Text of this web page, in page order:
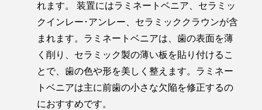
れます。 装置にはラミネートベニア、セラミッ
クインレー･アンレー、セラミッククラウンが含
まれます。ラミネートベニアは、歯の表面を薄
く削り、セラミック製の薄い板を貼り付けるこ
とで、歯の色や形を美しく整えます。ラミネー
トベニアは主に前歯の小さな欠陥を修正するの
におすすめです。